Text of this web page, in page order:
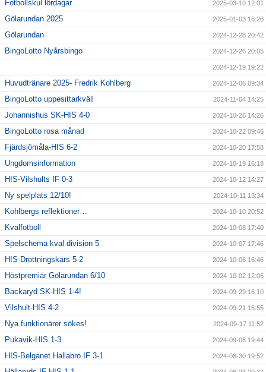
Fotbollskul lördagar 2025-03-10 12:01
Gölarundan 2025 2025-01-03 16:26
Gölarundan 2024-12-28 20:42
BingoLotto Nyårsbingo 2024-12-26 20:05
2024-12-19 19:22
Huvudtränare 2025- Fredrik Kohlberg 2024-12-06 09:34
BingoLotto uppesittarkväll 2024-11-04 14:25
Johannishus SK-HIS 4-0 2024-10-26 14:26
BingoLotto rosa månad 2024-10-22 09:45
Fjärdsjömåla-HIS 6-2 2024-10-20 17:58
Ungdomsinformation 2024-10-19 16:18
HIS-Vilshults IF 0-3 2024-10-12 14:27
Ny spelplats 12/10! 2024-10-11 13:34
Kohlbergs reflektioner… 2024-10-10 20:52
Kvalfotboll 2024-10-08 17:40
Spelschema kval division 5 2024-10-07 17:46
HIS-Drottningskärs 5-2 2024-10-06 16:46
Höstpremiär Gölarundan 6/10 2024-10-02 12:06
Backaryd SK-HIS 1-4! 2024-09-29 16:10
Vilshult-HIS 4-2 2024-09-21 15:55
Nya funktionärer sökes! 2024-09-17 11:52
Pukavik-HIS 1-3 2024-09-06 19:44
HIS-Belganet Hallabro IF 3-1 2024-08-30 19:52